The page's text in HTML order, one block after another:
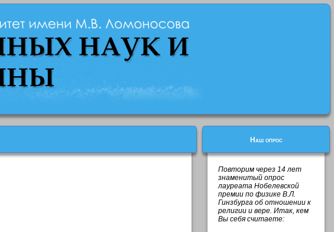
Наш опрос
Повторим через 14 лет
знаменитый опрос
лауреата Нобелевской
премии по физике В.Л.
Гинзбурга об отношении к
религии и вере. Итак, кем
Вы себя считаете: